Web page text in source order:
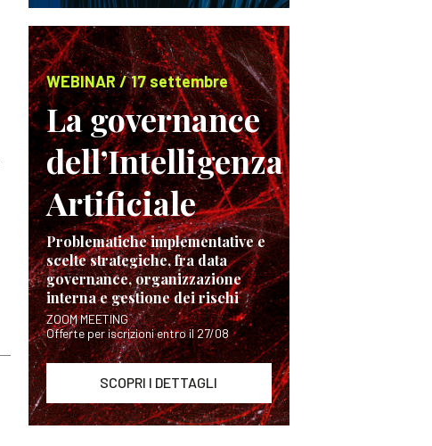
WEBINAR / 17 settembre
La governance
dell’Intelligenza
Artificiale
Problematiche implementative e
scelte strategiche, fra data
governance, organizzazione
interna e gestione dei rischi
ZOOM MEETING
Offerte per iscrizioni entro il 27/08
SCOPRI I DETTAGLI